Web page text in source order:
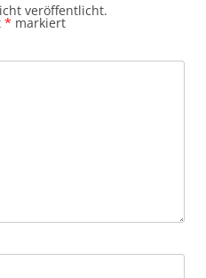
veröffentlicht.
* markiert